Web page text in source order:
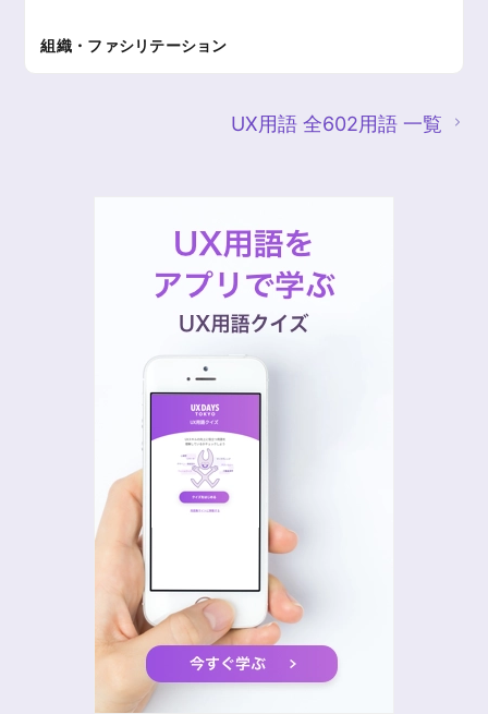
組織・ファシリテーション
UX用語 全602用語 一覧